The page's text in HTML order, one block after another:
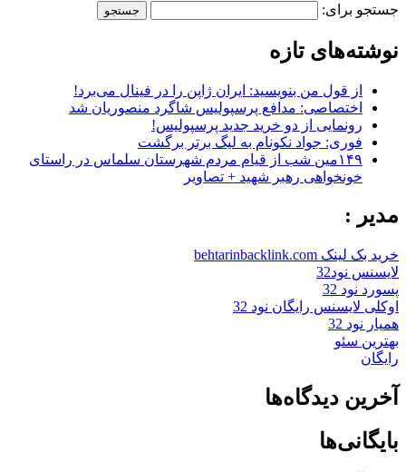
جستجو برای:
نوشته‌های تازه
از قول من بنویسید: ایران ژاپن را در فینال می‌برد!
اختصاصی: مدافع پرسپولیس شاگرد منصوریان شد
رونمایی از دو خرید جدید پرسپولیس!
فوری: جواد نکونام به لیگ برتر برگشت
۱۴۹مین شب از قیام مردم شهرستان سلماس در راستای
خونخواهی رهبر شهید + تصاویر
مدیر :
خرید بک لینک behtarinbacklink.com
لایسنس نود32
پسورد نود 32
اوکلی لایسنس رایگان نود 32
همیار نود 32
بهترین سئو
رایگان
آخرین دیدگاه‌ها
بایگانی‌ها